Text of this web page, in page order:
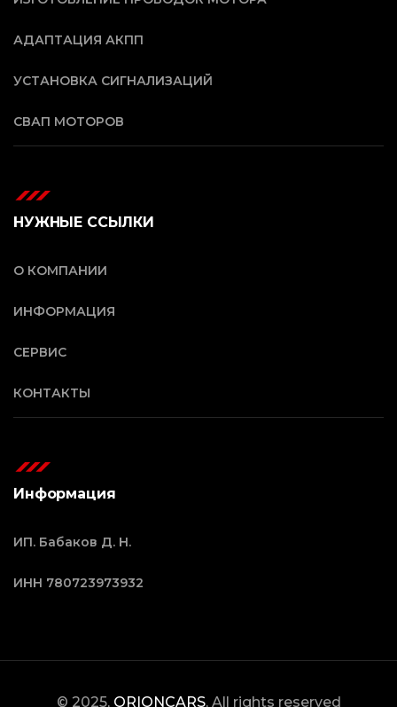
АДАПТАЦИЯ АКПП
УСТАНОВКА СИГНАЛИЗАЦИЙ
СВАП МОТОРОВ
НУЖНЫЕ ССЫЛКИ
О КОМПАНИИ
ИНФОРМАЦИЯ
СЕРВИС
КОНТАКТЫ
Информация
ИП. Бабаков Д. Н.
ИНН 780723973932
© 2025, ORIONCARS, All rights reserved